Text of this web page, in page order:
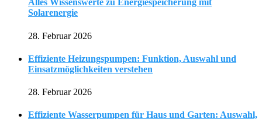
Alles Wissenswerte zu Energiespeicherung mit
Solarenergie
28. Februar 2026
Effiziente Heizungspumpen: Funktion, Auswahl und
Einsatzmöglichkeiten verstehen
28. Februar 2026
Effiziente Wasserpumpen für Haus und Garten: Auswahl,